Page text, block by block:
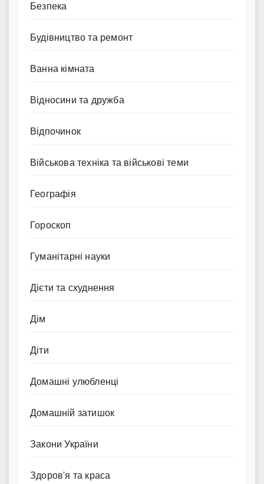
Безпека
Будівництво та ремонт
Ванна кімната
Відносини та дружба
Відпочинок
Військова техніка та військові теми
Географія
Гороскоп
Гуманітарні науки
Дієти та схуднення
Дім
Діти
Домашні улюбленці
Домашній затишок
Закони України
Здоров'я та краса